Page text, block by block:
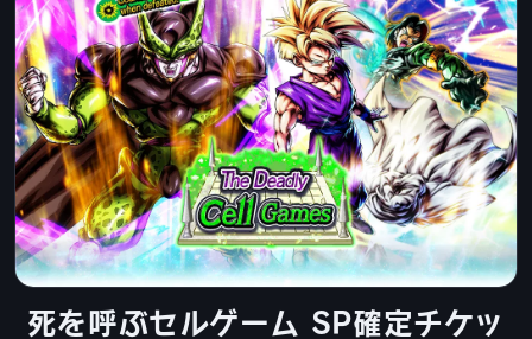
死を呼ぶセルゲーム SP確定チケッ